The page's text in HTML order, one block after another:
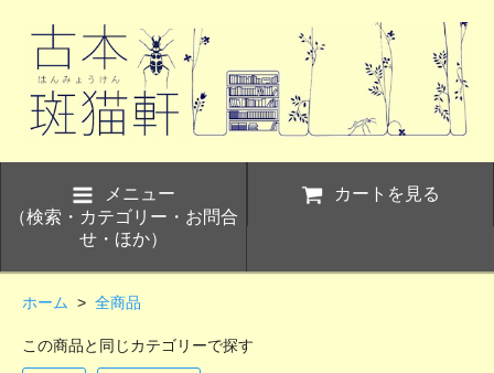
メニュー
（検索・カテゴリー・お問合
せ・ほか）
カートを見る
ホーム > 全商品
この商品と同じカテゴリーで探す